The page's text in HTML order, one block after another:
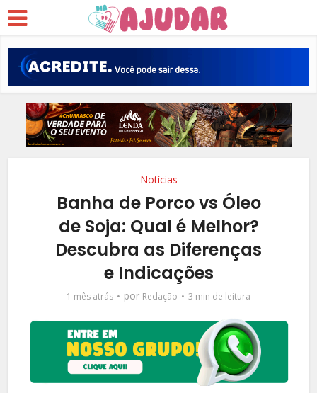
Notícias
Banha de Porco vs Óleo
de Soja: Qual é Melhor?
Descubra as Diferenças
e Indicações
1 mês atrás por Redação 3 min de leitura